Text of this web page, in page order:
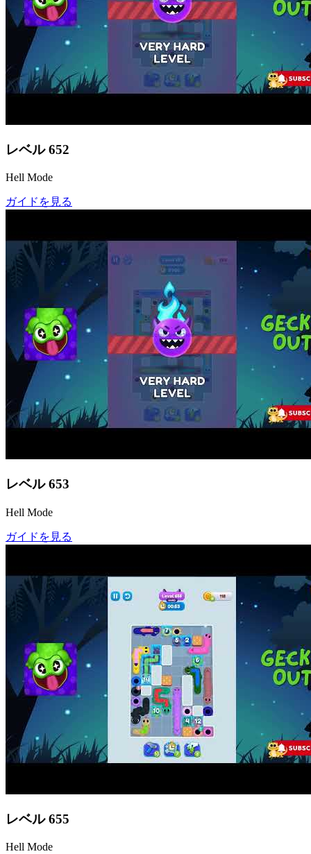
レベル 652
Hell Mode
ガイドを見る
レベル 653
Hell Mode
ガイドを見る
レベル 655
Hell Mode